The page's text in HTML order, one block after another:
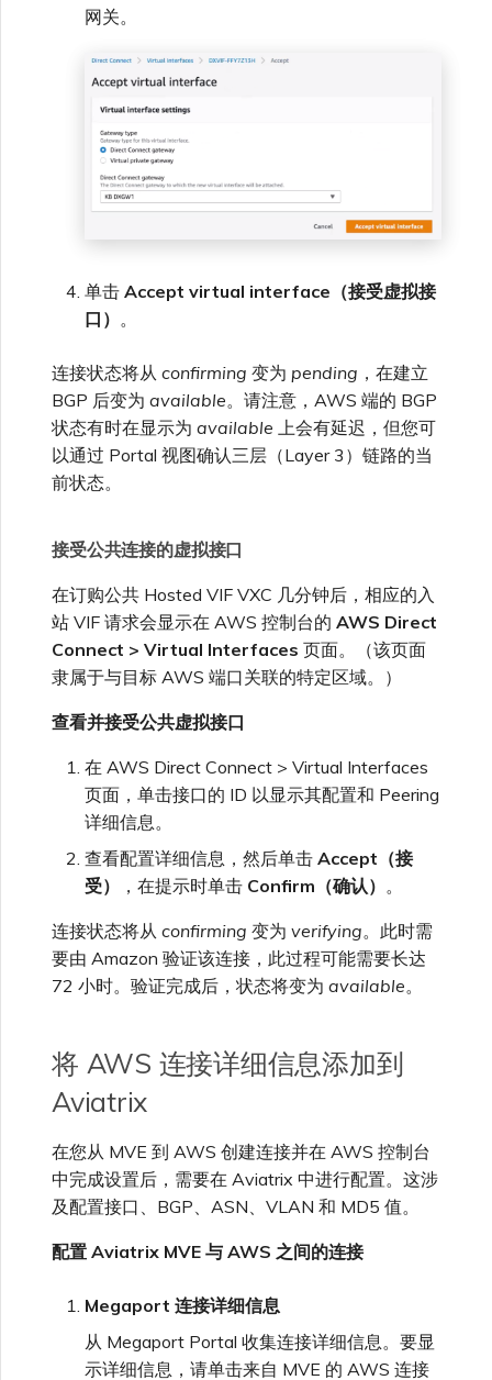
网关。
单击 Accept virtual interface（接受虚拟接
口） 。
连接状态将从 confirming 变为 pending ，在建立
BGP 后变为 available。请注意，AWS 端的 BGP
状态有时在显示为 available 上会有延迟，但您可
以通过 Portal 视图确认三层（Layer 3）链路的当
前状态。
接受公共连接的虚拟接口
在订购公共 Hosted VIF VXC 几分钟后，相应的入
站 VIF 请求会显示在 AWS 控制台的 AWS Direct
Connect > Virtual Interfaces 页面。（该页面
隶属于与目标 AWS 端口关联的特定区域。）
查看并接受公共虚拟接口
在 AWS Direct Connect > Virtual Interfaces
页面，单击接口的 ID 以显示其配置和 Peering
详细信息。
查看配置详细信息，然后单击 Accept（接
受）
，在提示时单击 Confirm（确认） 。
连接状态将从 confirming 变为 verifying。此时需
要由 Amazon 验证该连接，此过程可能需要长达
72 小时。验证完成后，状态将变为 available。
将 AWS 连接详细信息添加到
Aviatrix
在您从 MVE 到 AWS 创建连接并在 AWS 控制台
中完成设置后，需要在 Aviatrix 中进行配置。这涉
及配置接口、BGP、ASN、VLAN 和 MD5 值。
配置 Aviatrix MVE 与 AWS 之间的连接
Megaport 连接详细信息
从 Megaport Portal 收集连接详细信息。要显
示详细信息，请单击来自 MVE 的 AWS 连接